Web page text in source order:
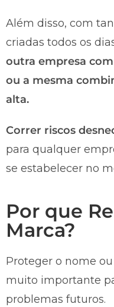
Além disso, com
criadas todos os
outra empresa
ou a mesma
alta.
Correr riscos
para qualquer
se estabelecer no
Por que
Marca?
Proteger o nome
muito importante
problemas futuros.